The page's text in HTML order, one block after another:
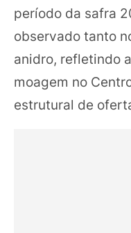
período da safra
observado tanto
anidro, refletindo
moagem no
estrutural de